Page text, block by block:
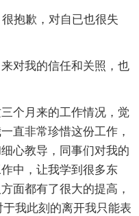
抱歉，对自已也很失
对我的信任和关照，也
个月来的工作情况，觉
直非常珍惜这份工作，
心教导，同事们对我的
中，让我学到很多东
面都有了很大的提高，
我此刻的离开我只能表